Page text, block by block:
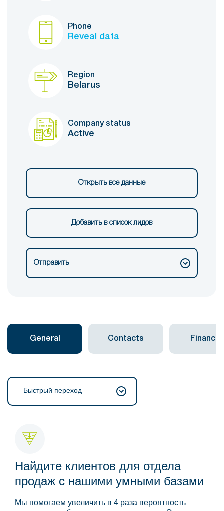
Phone
Reveal data
Region
Belarus
Company status
Active
Открыть все данные
Добавить в список лидов
Отправить
General Contacts Financial
Быстрый переход
Найдите клиентов для отдела
продаж с нашими умными базами
Мы помогаем увеличить в 4 раза вероятность